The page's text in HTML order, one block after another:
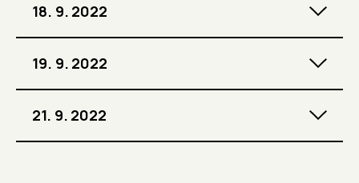
18. 9. 2022
19. 9. 2022
21. 9. 2022